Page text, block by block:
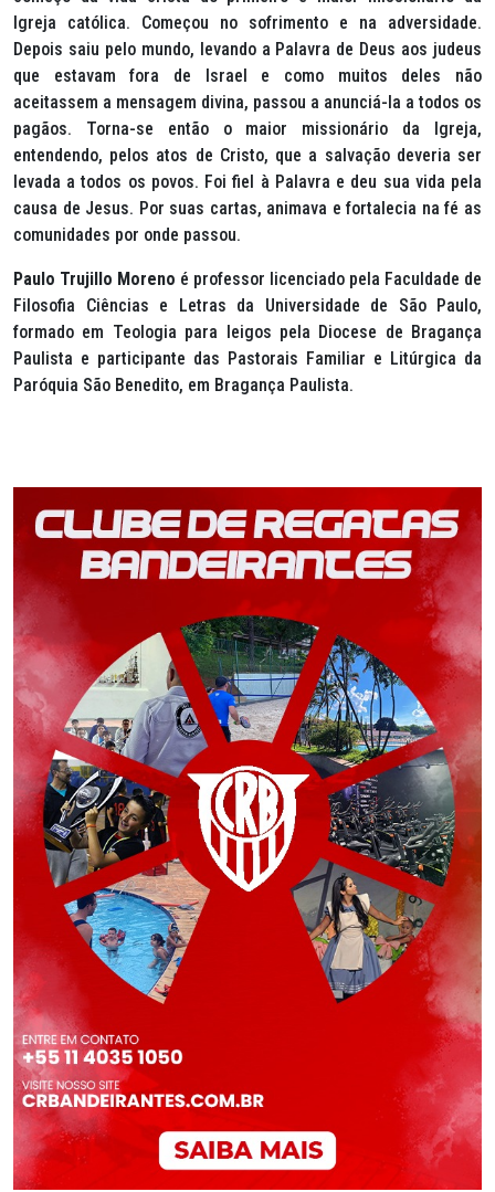
Igreja católica. Começou no sofrimento e na adversidade.
Depois saiu pelo mundo, levando a Palavra de Deus aos judeus
que estavam fora de Israel e como muitos deles não
aceitassem a mensagem divina, passou a anunciá-la a todos os
pagãos. Torna-se então o maior missionário da Igreja,
entendendo, pelos atos de Cristo, que a salvação deveria ser
levada a todos os povos. Foi fiel à Palavra e deu sua vida pela
causa de Jesus. Por suas cartas, animava e fortalecia na fé as
comunidades por onde passou.
Paulo Trujillo Moreno é professor licenciado pela Faculdade de
Filosofia Ciências e Letras da Universidade de São Paulo,
formado em Teologia para leigos pela Diocese de Bragança
Paulista e participante das Pastorais Familiar e Litúrgica da
Paróquia São Benedito, em Bragança Paulista.